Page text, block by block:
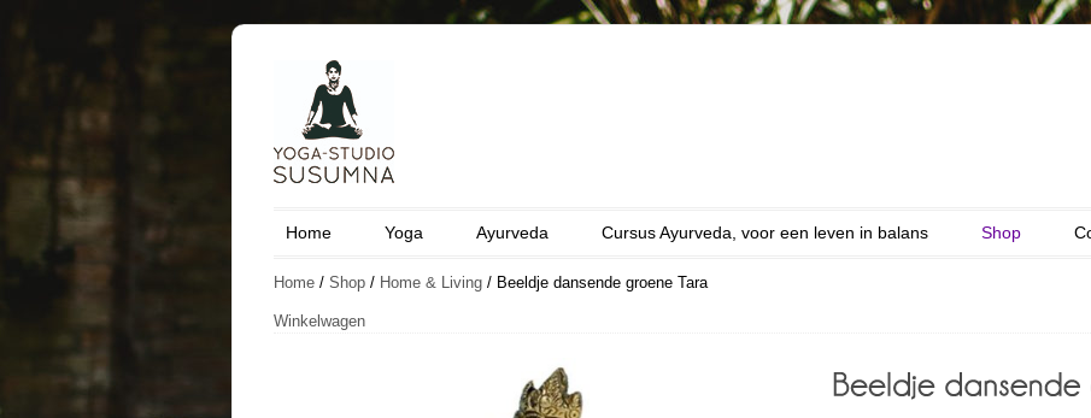
Home Yoga Ayurveda Cursus Ayurveda, voor een leven in balans Shop
Home / Shop / Home & Living / Beeldje dansende groene Tara
Winkelwagen